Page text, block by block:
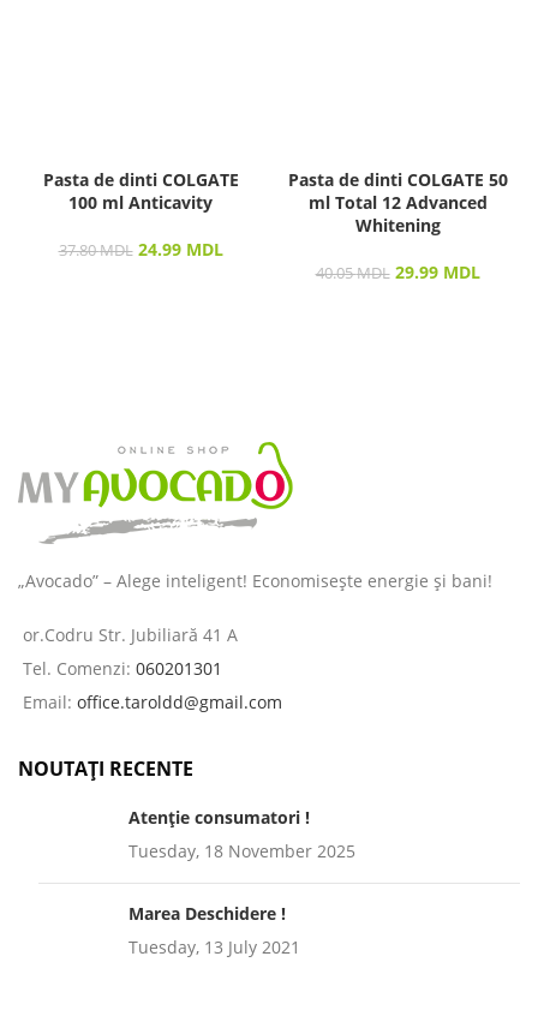
Pasta de dinti COLGATE
100 ml Anticavity
37.80MDL 24.99 MDL
Pasta de dinti COLGATE 50
ml Total 12 Advanced
Whitening
40.05MDL 29.99 MDL
„Avocado” – Alege inteligent! Economisește energie și bani!
or.Codru Str. Jubiliară 41 A
Tel. Comenzi: 060201301
Email: office.taroldd@gmail.com
NOUTAȚI RECENTE
Atenție consumatori !
Tuesday, 18 November 2025
Marea Deschidere !
Tuesday, 13 July 2021